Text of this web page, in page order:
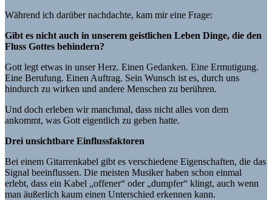
Während ich darüber nachdachte, kam mir eine Frage:
Gibt es nicht auch in unserem geistlichen Leben Dinge, die den
Fluss Gottes behindern?
Gott legt etwas in unser Herz. Einen Gedanken. Eine Ermutigung.
Eine Berufung. Einen Auftrag. Sein Wunsch ist es, durch uns
hindurch zu wirken und andere Menschen zu berühren.
Und doch erleben wir manchmal, dass nicht alles von dem
ankommt, was Gott eigentlich zu geben hatte.
Drei unsichtbare Einflussfaktoren
Bei einem Gitarrenkabel gibt es verschiedene Eigenschaften, die das
Signal beeinflussen. Die meisten Musiker haben schon einmal
erlebt, dass ein Kabel „offener“ oder „dumpfer“ klingt, auch wenn
man äußerlich kaum einen Unterschied erkennen kann.